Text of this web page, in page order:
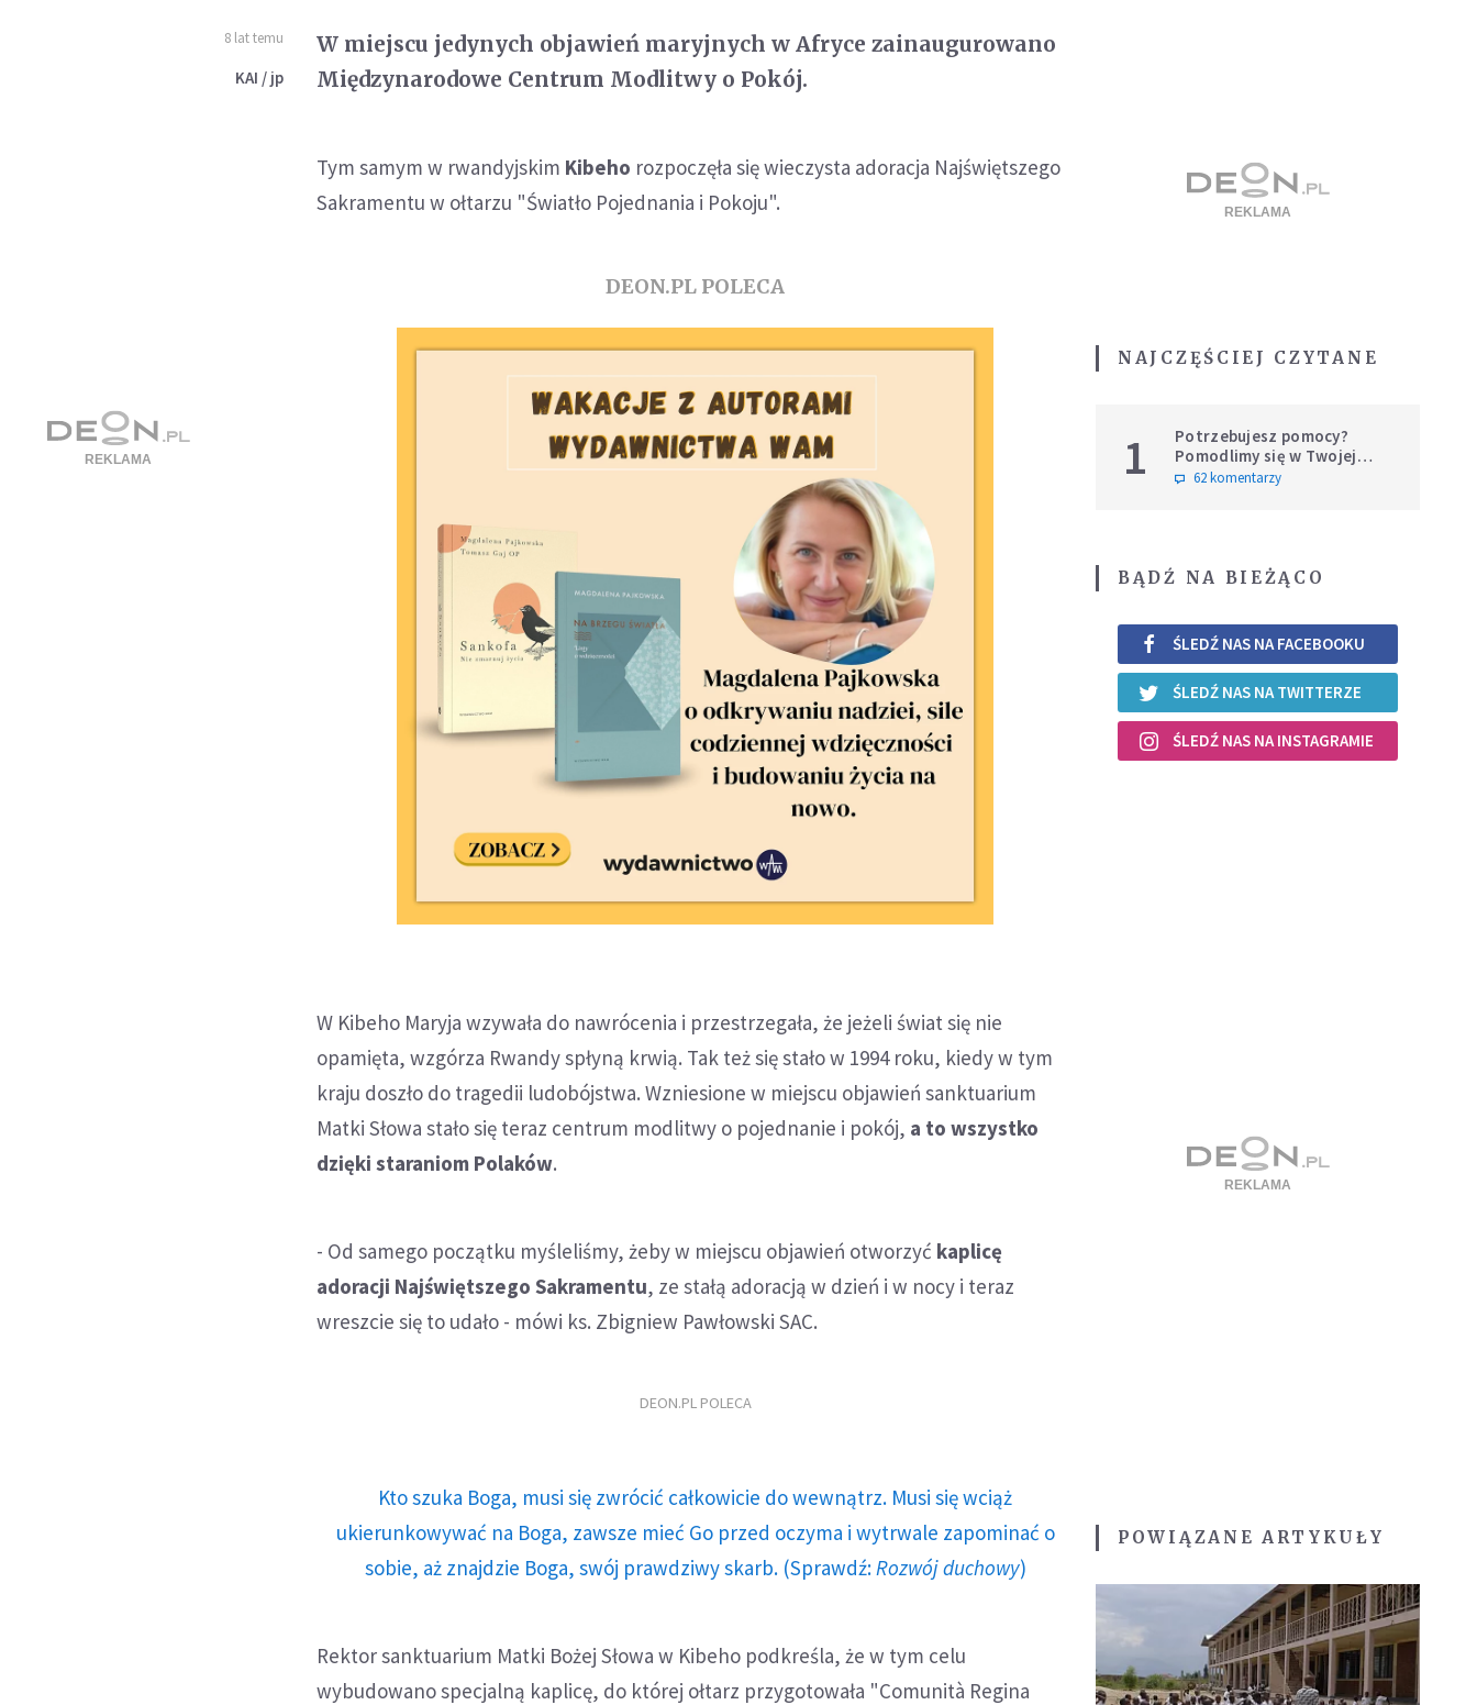
8 lat temu
KAI / jp
W miejscu jedynych objawień maryjnych w Afryce zainaugurowano
Międzynarodowe Centrum Modlitwy o Pokój.
Tym samym w rwandyjskim Kibeho rozpoczęła się wieczysta adoracja Najświętszego
Sakramentu w ołtarzu "Światło Pojednania i Pokoju".
DEON.PL POLECA
W Kibeho Maryja wzywała do nawrócenia i przestrzegała, że jeżeli świat się nie
opamięta, wzgórza Rwandy spłyną krwią. Tak też się stało w 1994 roku, kiedy w tym
kraju doszło do tragedii ludobójstwa. Wzniesione w miejscu objawień sanktuarium
Matki Słowa stało się teraz centrum modlitwy o pojednanie i pokój, a to wszystko
dzięki staraniom Polaków.
- Od samego początku myśleliśmy, żeby w miejscu objawień otworzyć kaplicę
adoracji Najświętszego Sakramentu, ze stałą adoracją w dzień i w nocy i teraz
wreszcie się to udało - mówi ks. Zbigniew Pawłowski SAC.
DEON.PL POLECA
Kto szuka Boga, musi się zwrócić całkowicie do wewnątrz. Musi się wciąż
ukierunkowywać na Boga, zawsze mieć Go przed oczyma i wytrwale zapominać o
sobie, aż znajdzie Boga, swój prawdziwy skarb. (Sprawdź: Rozwój duchowy)
Rektor sanktuarium Matki Bożej Słowa w Kibeho podkreśla, że w tym celu
wybudowano specjalną kaplicę, do której ołtarz przygotowała "Comunità Regina
NAJCZĘŚCIEJ CZYTANE
1
Potrzebujesz pomocy?
Pomodlimy się w Twojej
intencji
62 komentarzy
BĄDŹ NA BIEŻĄCO
ŚLEDŹ NAS NA FACEBOOKU
ŚLEDŹ NAS NA TWITTERZE
ŚLEDŹ NAS NA INSTAGRAMIE
POWIĄZANE ARTYKUŁY